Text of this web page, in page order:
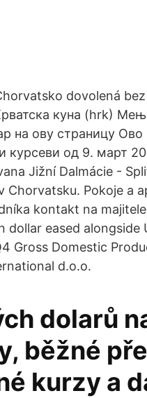
dovolená
куна (hrk)
на ову страницу
курсеви од 9. март
Jižní Dalmácie -
Pokoje a
kontakt na
dollar eased alongside
Gross Domestic
d.o.o.
dolarů
běžné
kurzy a